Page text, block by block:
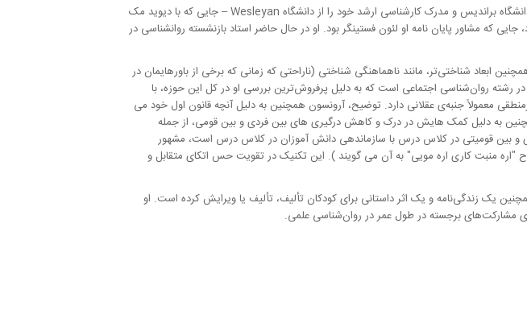
آرونسون در سال 1932 در حومه بوستون چلسی به دنیا آمد. او مدرک لیسانس خود را در سال 1954 از دانشگاه براندیس و مدرک کارشناسی ارشد خود را از دانشگاه Wesleyan – جایی که با دیوید مک
او دکترای خود را دریافت کرد. در سال 1959 از دانشگاه استنفورد، جایی که مشاور پایان نامه او لئون فستینگر بود. او در حال حاضر استاد بازنشسته روانشناسی در
ابعاد شناختی‌تر، مانند ناهماهنگی شناختی (ناراحتی که زمانی که برخی از باورهایمان در
رشته روان‌شناسی اجتماعی است که به دلیل پرفروش‌ترین بررسی او در کل این حوزه، با
به‌ظاهر غیرمنطقی معمولاً جنبه‌ی عقلانی دارد. توضیح، آرونسون همچنین به دلیل آنچه قانون اول خود می
به دلیل کمک هایش در درک و کاهش درگیری های بین فردی و بین قومی، از جمله
و بین قومیتی در کلاس درس با سازماندهی دانش آموزان در کلاس درس است، مشهور
اره منبت کاری اره مویی به آن می گویند ). این تکنیک در تقویت حس اتکای متقابل و
یک زندگی‌نامه و یک اثر داستانی برای کودکان تألیف، تألیف یا ویرایش کرده است. او
مشارکت‌های برجسته در طول عمر در روان‌شناسی علمی.